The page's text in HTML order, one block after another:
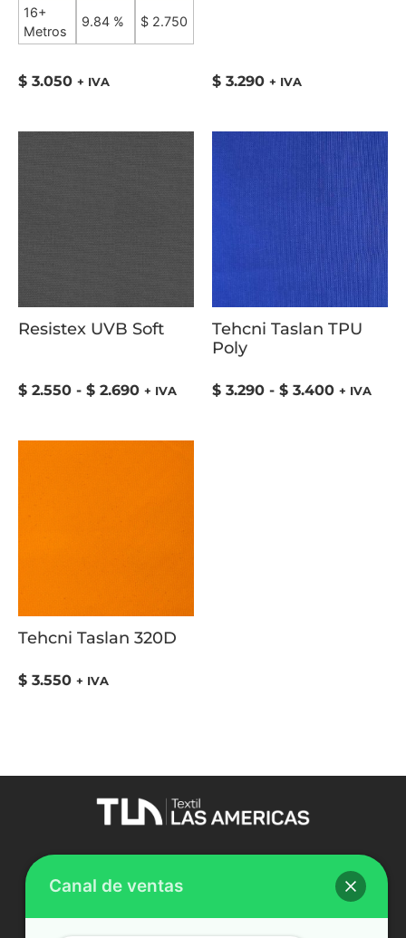
16+
Metros
9.84 % $ 2.750
$ 3.050 + IVA $ 3.290 + IVA
Resistex UVB Soft
$ 2.550 - $ 2.690 + IVA
Tehcni Taslan TPU
Poly
$ 3.290 - $ 3.400 + IVA
Tehcni Taslan 320D
$ 3.550 + IVA
Comercio al por mayor de productos textiles,
Canal de ventas